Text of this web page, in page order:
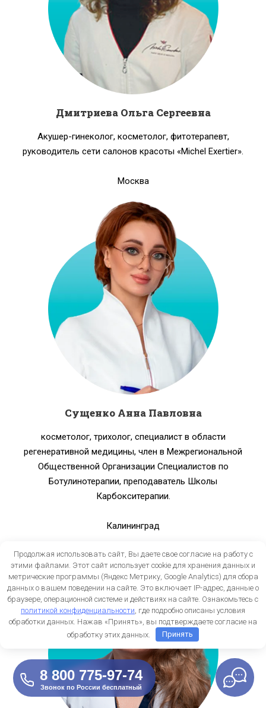
Дмитриева Ольга Сергеевна
Акушер-гинеколог, косметолог, фитотерапевт,
руководитель сети салонов красоты «Michel Exertier».
Москва
Сущенко Анна Павловна
косметолог, трихолог, специалист в области
регенеративной медицины, член в Межрегиональной
Общественной Организации Специалистов по
Ботулинотерапии, преподаватель Школы
Карбокситерапии.
Калининград
8 800 775-97-74
Звонок по России бесплатный
Продолжая использовать сайт, Вы даете свое согласие на работу с
этими файлами. Этот сайт использует cookie для хранения данных и
метрические программы (Яндекс Метрику, Google Analytics) для сбора
данных о вашем поведении на сайте. Это включает IP-адрес, данные о
браузере, операционной системе и действиях на сайте. Ознакомьтесь с
политикой конфиденциальности , где подробно описаны условия
обработки данных. Нажав «Принять», вы подтверждаете согласие на
обработку этих данных.
Принять